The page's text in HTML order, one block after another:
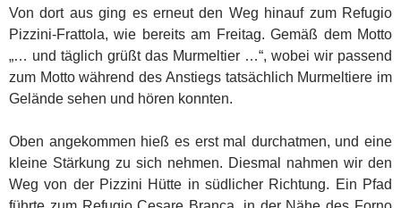
Von dort aus ging es erneut den Weg hinauf zum Refugio
Pizzini-Frattola, wie bereits am Freitag. Gemäß dem Motto
„… und täglich grüßt das Murmeltier …“, wobei wir passend
zum Motto während des Anstiegs tatsächlich Murmeltiere im
Gelände sehen und hören konnten.
Oben angekommen hieß es erst mal durchatmen, und eine
kleine Stärkung zu sich nehmen. Diesmal nahmen wir den
Weg von der Pizzini Hütte in südlicher Richtung. Ein Pfad